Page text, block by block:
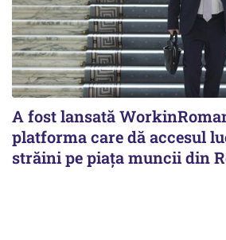
A fost lansată
platforma care dă accesul
străini pe piața muncii din